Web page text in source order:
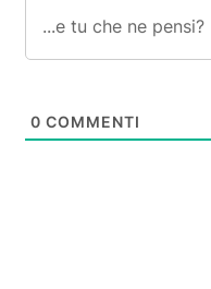
0 COMMENTI